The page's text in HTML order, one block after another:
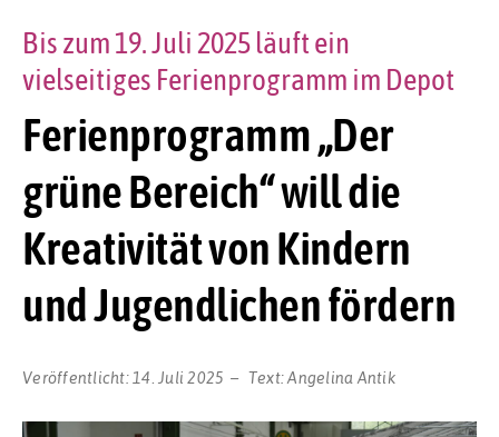
Ferienprogramm „Der
grüne Bereich“ will die
Kreativität von Kindern
und Jugendlichen fördern
Bis zum 19. Juli 2025 läuft ein
vielseitiges Ferienprogramm im Depot
Veröffentlicht: 14. Juli 2025 Text:Angelina Antik